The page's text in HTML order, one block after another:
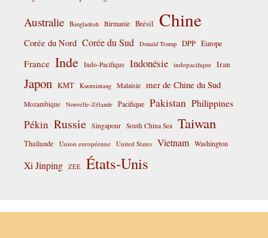
Australie Bangladesh Birmanie Brésil Chine
Corée du Nord Corée du Sud Donald Trump DPP Europe
France Inde Indo-Pacifique Indonésie indopacifique Iran
Japon KMT Kuomintang Malaisie mer de Chine du Sud
Mozambique Nouvelle-Zélande Pacifique Pakistan Philippines
Pékin Russie Singapour South China Sea Taiwan
Thaïlande Union européenne United States Vietnam Washington
Xi Jinping ZEE États-Unis